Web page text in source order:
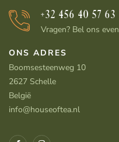
+32 456 40 57 63
Vragen? Bel ons even
ONS ADRES
Boomsesteenweg 10
2627 Schelle
België
info@houseoftea.nl